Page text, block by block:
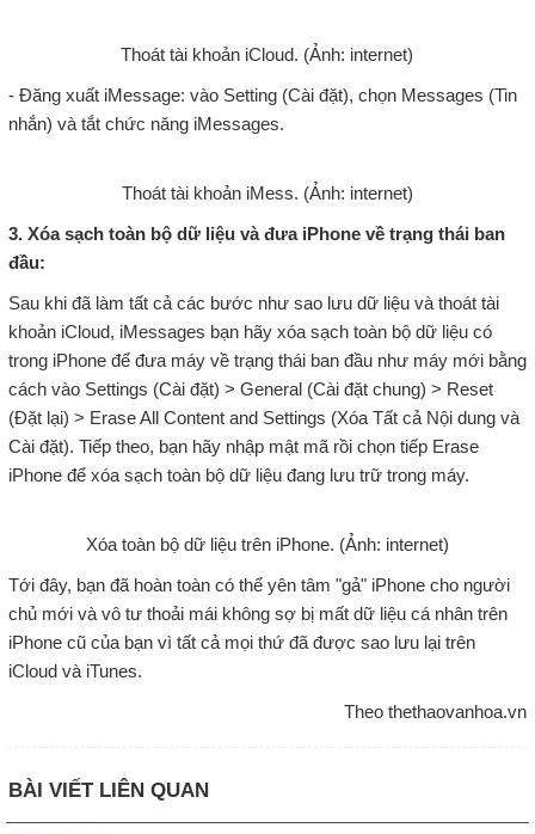
Thoát tài khoản iCloud. (Ảnh: internet)
- Đăng xuất iMessage: vào Setting (Cài đặt), chọn Messages (Tin
nhắn) và tắt chức năng iMessages.
Thoát tài khoản iMess. (Ảnh: internet)
3. Xóa sạch toàn bộ dữ liệu và đưa iPhone về trạng thái ban
đầu:
Sau khi đã làm tất cả các bước như sao lưu dữ liệu và thoát tài
khoản iCloud, iMessages bạn hãy xóa sạch toàn bộ dữ liệu có
trong iPhone để đưa máy về trạng thái ban đầu như máy mới bằng
cách vào Settings (Cài đặt) > General (Cài đặt chung) > Reset
(Đặt lại) > Erase All Content and Settings (Xóa Tất cả Nội dung và
Cài đặt). Tiếp theo, bạn hãy nhập mật mã rồi chọn tiếp Erase
iPhone để xóa sạch toàn bộ dữ liệu đang lưu trữ trong máy.
Xóa toàn bộ dữ liệu trên iPhone. (Ảnh: internet)
Tới đây, bạn đã hoàn toàn có thể yên tâm "gả" iPhone cho người
chủ mới và vô tư thoải mái không sợ bị mất dữ liệu cá nhân trên
iPhone cũ của bạn vì tất cả mọi thứ đã được sao lưu lại trên
iCloud và iTunes.
Theo thethaovanhoa.vn
BÀI VIẾT LIÊN QUAN